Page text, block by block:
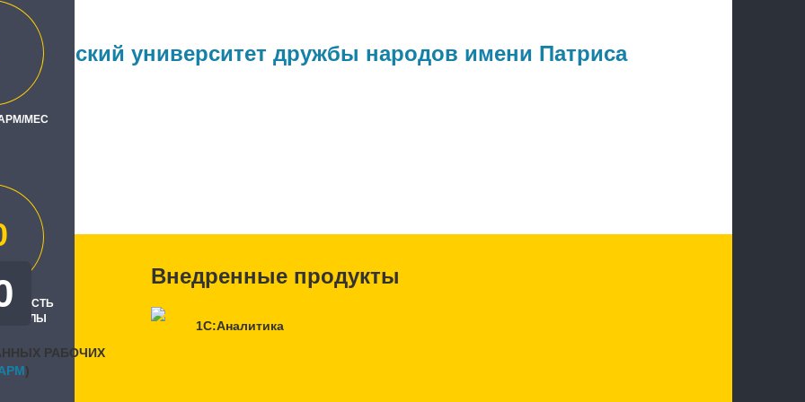
МЕС
БАЛЛЫ
университет дружбы народов имени Патриса
РАБОЧИХ
)
Внедренные продукты
1С:Аналитика